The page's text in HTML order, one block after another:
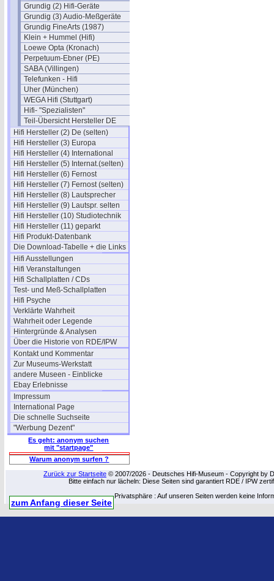
Grundig (2) Hifi-Geräte
Grundig (3) Audio-Meßgeräte
Grundig FineArts (1987)
Klein + Hummel (Hifi)
Loewe Opta (Kronach)
Perpetuum-Ebner (PE)
SABA (Villingen)
Telefunken - Hifi
Uher (München)
WEGA Hifi (Stuttgart)
Hifi- "Spezialisten"
Teil-Übersicht Hersteller DE
Hifi Hersteller (2) De (selten)
Hifi Hersteller (3) Europa
Hifi Hersteller (4) International
Hifi Hersteller (5) Internat.(selten)
Hifi Hersteller (6) Fernost
Hifi Hersteller (7) Fernost (selten)
Hifi Hersteller (8) Lautsprecher
Hifi Hersteller (9) Lautspr. selten
Hifi Hersteller (10) Studiotechnik
Hifi Hersteller (11) geparkt
Hifi Produkt-Datenbank
Die Download-Tabelle + die Links
Hifi Ausstellungen
Hifi Veranstaltungen
Hifi Schallplatten / CDs
Test- und Meß-Schallplatten
Hifi Psyche
Verklärte Wahrheit
Wahrheit oder Legende
Hintergründe & Analysen
Über die Historie von RDE/IPW
Kontakt und Kommentar
Zur Museums-Werkstatt
andere Museen - Einblicke
Ebay Erlebnisse
Impressum
International Page
Die schnelle Suchseite
"Werbung Dezent"
Es geht: anonym suchen
mit "startpage"
Warum anonym surfen ?
Zurück zur Startseite © 2007/2026 - Deutsches Hifi-Museum - Copyright by
Bitte einfach nur lächeln: Diese Seiten sind garantiert RDE / IPW
Privatsphäre : Auf unseren Seiten werden keine
zum Anfang dieser Seite